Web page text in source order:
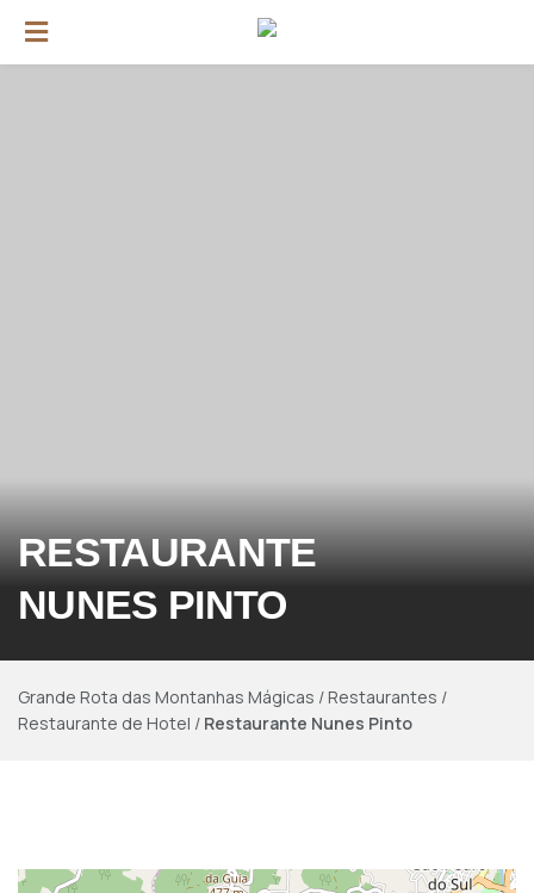
RESTAURANTE
NUNES PINTO
Grande Rota das Montanhas Mágicas /Restaurantes /
Restaurante de Hotel / Restaurante Nunes Pinto